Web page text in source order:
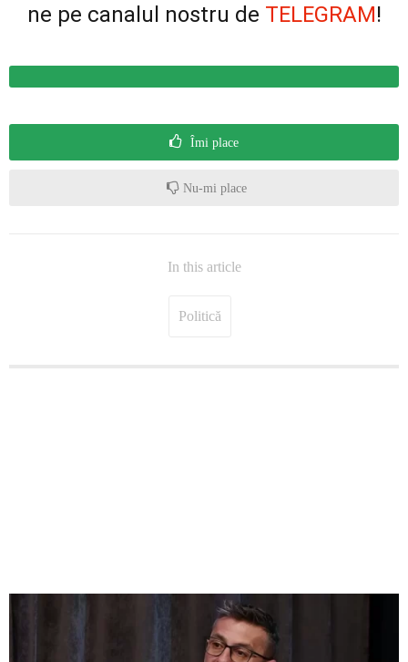
ne pe canalul nostru de TELEGRAM!
Îmi place
Nu-mi place
In this article
Politică